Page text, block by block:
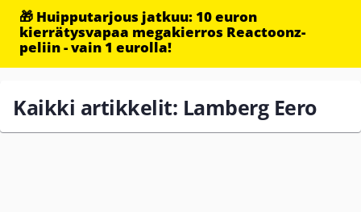
🎁 Huipputarjous jatkuu: 10 euron
kierrätysvapaa megakierros Reactoonz-
peliin - vain 1 eurolla!
Kaikki artikkelit: Lamberg Eero